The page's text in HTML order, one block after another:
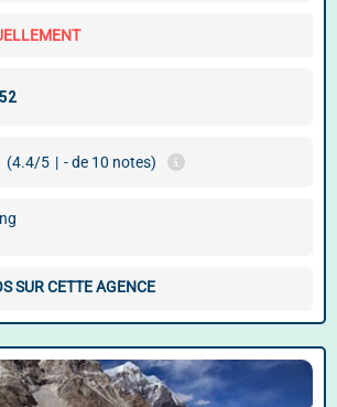
(4.4/5 | - de 10 notes)
SUR CETTE AGENCE